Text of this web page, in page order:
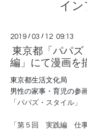
イン
2019 /03 / 12 09:13
東京都「パパズ
編」にて漫画を
東京都生活文化局
男性の家事・育児の参
「パパズ・スタイル」
「第５回 実践編 仕事